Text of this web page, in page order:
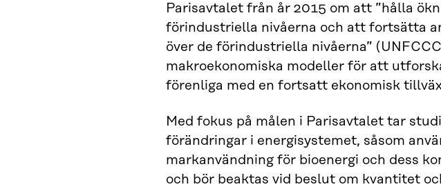
Parisavtalet från år 2015 om att ”hålla
förindustriella nivåerna och att fortsätta
över de förindustriella nivåerna”
makroekonomiska modeller för att
förenliga med en fortsatt ekonomisk
Med fokus på målen i Parisavtalet tar
förändringar i energisystemet, såsom
markanvändning för bioenergi och dess
och bör beaktas vid beslut om kvantitet